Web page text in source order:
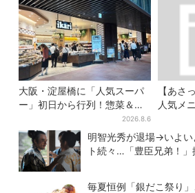
大阪・淀屋橋に「人気スーパ
ー」初日から行列！惣菜＆弁
当コーナーは大幅に拡大…人
気商品は？
2026.8.6
【あさ
人気メ
っちゃ
よ！」
明智光秀が退場→いよい
ト続々…「豊臣兄弟！
毎夏恒例「銀だこ祭り